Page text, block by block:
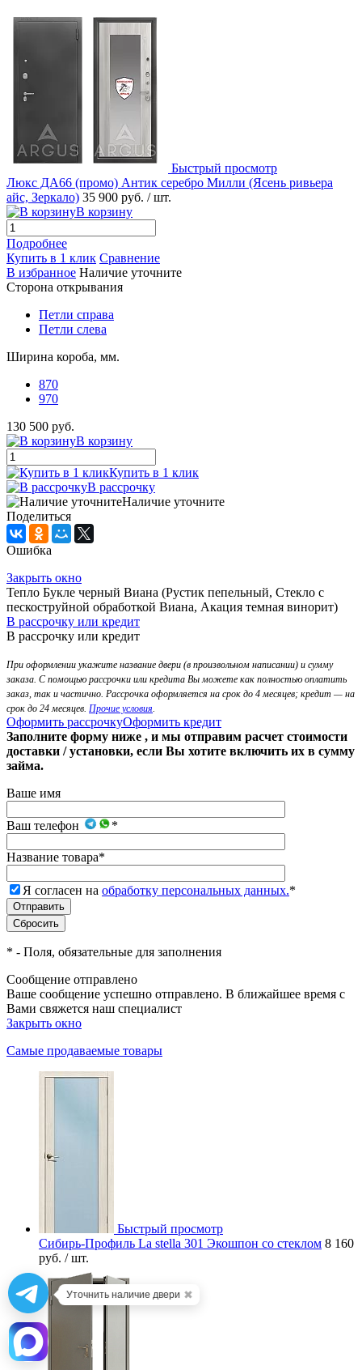
Быстрый просмотр
Люкс ДА66 (промо) Антик серебро Милли (Ясень ривьера
айс, Зеркало) 35 900 руб. / шт.
В корзину
Подробнее
Купить в 1 клик Сравнение
В избранное Наличие уточните
Сторона открывания
Петли справа
Петли слева
Ширина короба, мм.
870
970
130 500 руб.
В корзину
Купить в 1 клик
В рассрочку
Наличие уточните
Поделиться
Ошибка
Закрыть окно
Тепло Букле черный Виана (Рустик пепельный, Стекло с
пескоструйной обработкой Виана, Акация темная винорит)
В рассрочку или кредит
В рассрочку или кредит
При оформлении укажите название двери (в произвольном написании) и сумму
заказа. С помощью рассрочки или кредита Вы можете как полностью оплатить
заказ, так и частично. Рассрочка оформляется на срок до 4 месяцев; кредит — на
срок до 24 месяцев. Прочие условия.
Оформить рассрочкуОформить кредит
Заполните форму ниже , и мы отправим расчет стоимости
доставки / установки, если Вы хотите включить их в сумму
займа.
Ваше имя
Ваш телефон *
Название товара*
Я согласен на обработку персональных данных.*
* - Поля, обязательные для заполнения
Сообщение отправлено
Ваше сообщение успешно отправлено. В ближайшее время с
Вами свяжется наш специалист
Закрыть окно
Самые продаваемые товары
Быстрый просмотр
Сибирь-Профиль La stella 301 Экошпон со стеклом 8 160
руб. / шт.
Уточнить наличие двери ✖